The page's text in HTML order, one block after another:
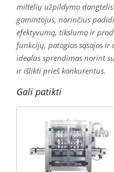
miltelių užpildymo
gamintojus, norinčius
efektyvumą, tikslumą ir
funkcijų, patogios sąsajos
idealus sprendimas norint
ir išlikti prieš konkurentus.
Gali patikti